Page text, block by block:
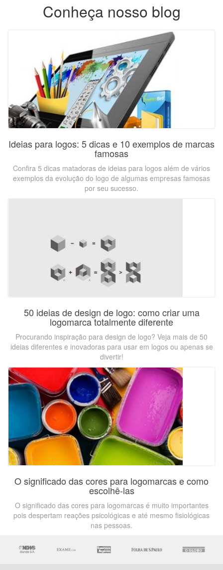
Conheça nosso blog
Ideias para logos: 5 dicas e 10 exemplos de marcas
famosas
Confira 5 dicas matadoras de ideias para logos além de vários
exemplos da evolução do logo de algumas empresas famosas
por seu sucesso.
50 ideias de design de logo: como criar uma
logomarca totalmente diferente
Procurando inspiração para design de logo? Veja mais de 50
ideias diferentes e inovadoras para usar em logos ou apenas se
divertir!
O significado das cores para logomarcas e como
escolhê-las
O significado das cores para logomarcas é muito importantes
pois despertam reações psicológicas e até mesmo fisiológicas
nas pessoas.